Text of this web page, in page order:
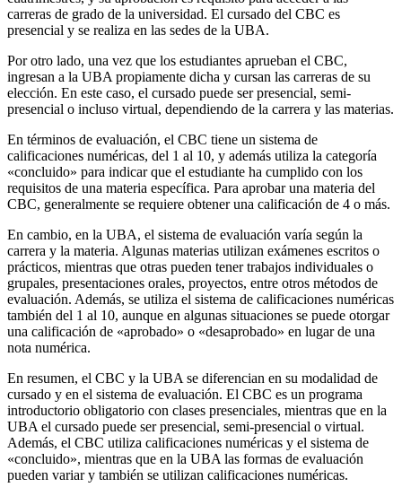
carreras de grado de la universidad. El cursado del CBC es
presencial y se realiza en las sedes de la UBA.
Por otro lado, una vez que los estudiantes aprueban el CBC,
ingresan a la UBA propiamente dicha y cursan las carreras de su
elección. En este caso, el cursado puede ser presencial, semi-
presencial o incluso virtual, dependiendo de la carrera y las materias.
En términos de evaluación, el CBC tiene un sistema de
calificaciones numéricas, del 1 al 10, y además utiliza la categoría
«concluido» para indicar que el estudiante ha cumplido con los
requisitos de una materia específica. Para aprobar una materia del
CBC, generalmente se requiere obtener una calificación de 4 o más.
En cambio, en la UBA, el sistema de evaluación varía según la
carrera y la materia. Algunas materias utilizan exámenes escritos o
prácticos, mientras que otras pueden tener trabajos individuales o
grupales, presentaciones orales, proyectos, entre otros métodos de
evaluación. Además, se utiliza el sistema de calificaciones numéricas
también del 1 al 10, aunque en algunas situaciones se puede otorgar
una calificación de «aprobado» o «desaprobado» en lugar de una
nota numérica.
En resumen, el CBC y la UBA se diferencian en su modalidad de
cursado y en el sistema de evaluación. El CBC es un programa
introductorio obligatorio con clases presenciales, mientras que en la
UBA el cursado puede ser presencial, semi-presencial o virtual.
Además, el CBC utiliza calificaciones numéricas y el sistema de
«concluido», mientras que en la UBA las formas de evaluación
pueden variar y también se utilizan calificaciones numéricas.